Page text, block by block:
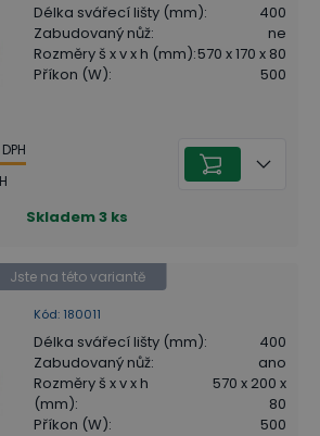
Délka svářecí lišty (mm):
400
Zabudovaný nůž:
ne
Rozměry š x v x h (mm):570 x 170 x 80
Příkon (W): 500
Skladem3 ks
Kód: 180011
Jste na této variantě
Délka svářecí lišty (mm):
400
Zabudovaný nůž:
ano
Rozměry š x v x h
(mm):
570 x 200 x
80
Příkon (W): 500